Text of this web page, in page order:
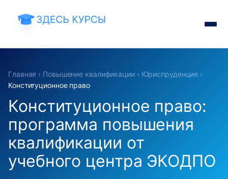
Главная › Повышение квалификации› Юриспруденция ›
Конституционное право
Конституционное право:
программа повышения
квалификации от
учебного центра ЭКОДПО